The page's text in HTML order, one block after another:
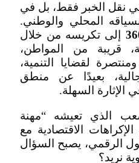
في نقل الخبر فقط، بل في
المحلي والوطني.
إلى تكريسه من خلال
قريبة من المواطن،
لقضايا التنمية،
بعيدًا عن منطق
الإثارة السهلة.
الذي تعيشه “مهنة
الاقتصادية مع
الرقمي، يصبح السؤال
نريد؟